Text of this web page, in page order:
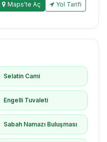
Maps'te Aç Yol Tarifi
Selatin Cami
Engelli Tuvaleti
Sabah Namazı Buluşması